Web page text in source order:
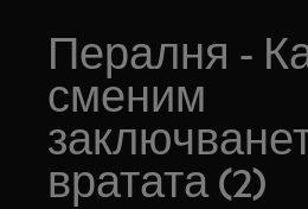
Пералня -
сменим
вратата (2)